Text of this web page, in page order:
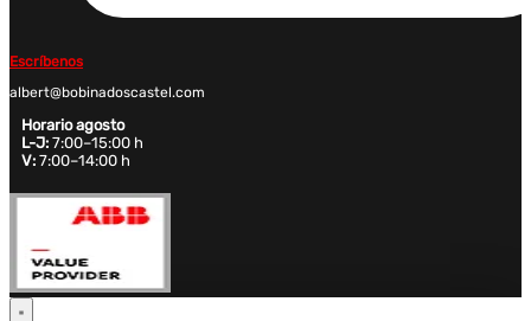
Escríbenos
albert@bobinadoscastel.com
Horario agosto
L-J: 7:00–15:00 h
V: 7:00–14:00 h